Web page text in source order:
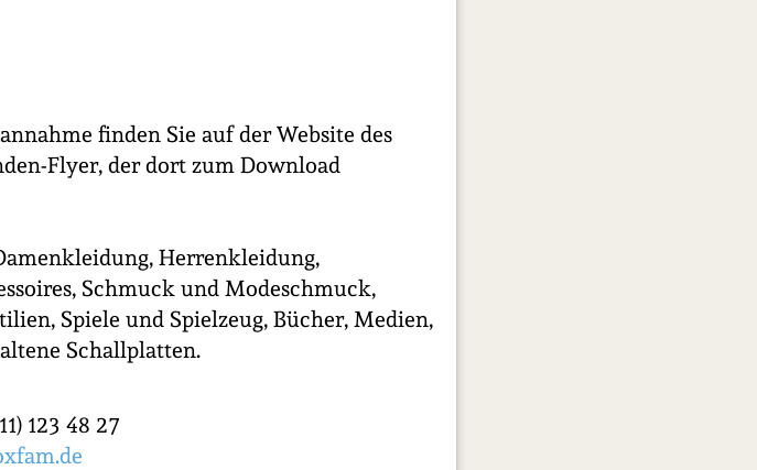
finden Sie auf der Website des
Flyer, der dort zum Download
Herrenkleidung,
Schmuck und Modeschmuck,
Spiele und Spielzeug, Bücher, Medien,
Schallplatten.
123 48 27